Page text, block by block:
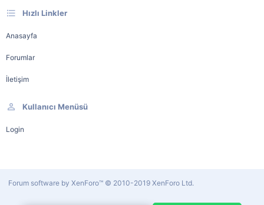
Hızlı Linkler
Anasayfa
Forumlar
İletişim
Kullanıcı Menüsü
Login
Forum software by XenForo™ © 2010-2019 XenForo Ltd.